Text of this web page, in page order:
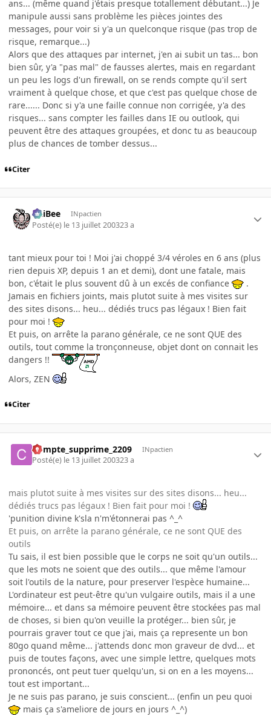
ans... (même quand j'étais presque totallement débutant...) Je
manipule aussi sans problème les pièces jointes des
messages, pour voir si y'a un quelconque risque (pas trop de
risque, remarque...)
Alors que des attaques par internet, j'en ai subit un tas... bon
bien sûr, y'a "pas mal" de fausses alertes, mais en regardant
un peu les logs d'un firewall, on se rends compte qu'il sert
vraiment à quelque chose, et que c'est pas quelque chose de
rare...... Donc si y'a une faille connue non corrigée, y'a des
risques... sans compter les failles dans IE ou outlook, qui
peuvent être des attaques groupées, et donc tu as beaucoup
plus de chances de tomber dessus...
Citer
PhiBee INpactien
Posté(e) le 13 juillet 200323 a
tant mieux pour toi ! Moi j'ai choppé 3/4 véroles en 6 ans (plus
rien depuis XP, depuis 1 an et demi), dont une fatale, mais
bon, c'était le plus souvent dû à un excés de confiance
.
Jamais en fichiers joints, mais plutot suite à mes visites sur
des sites disons... heu... dédiés trucs pas légaux ! Bien fait
pour moi !
Et puis, on arrête la parano générale, ce ne sont QUE des
outils, tout comme la tronçonneuse, objet dont on connait les
dangers !!
Alors, ZEN
Citer
Compte_supprime_2209 INpactien
Posté(e) le 13 juillet 200323 a
mais plutot suite à mes visites sur des sites disons... heu...
dédiés trucs pas légaux ! Bien fait pour moi !
'punition divine k'sla n'm'étonnerai pas ^_^
Et puis, on arrête la parano générale, ce ne sont QUE des
outils
Tu sais, il est bien possible que le corps ne soit qu'un outils...
que les mots ne soient que des outils... que même l'amour
soit l'outils de la nature, pour preserver l'espèce humaine...
L'ordinateur est peut-être qu'un vulgaire outils, mais il a une
mémoire... et dans sa mémoire peuvent être stockées pas mal
de choses, si bien qu'on veuille la protéger... bien sûr, je
pourrais graver tout ce que j'ai, mais ça represente un bon
80go quand même... j'attends donc mon graveur de dvd... et
puis de toutes façons, avec une simple lettre, quelques mots
prononcés, ont peut tuer quelqu'un, si on en a les moyens...
tout est important...
Je ne suis pas parano, je suis conscient... (enfin un peu quoi
mais ça s'ameliore de jours en jours ^_^)